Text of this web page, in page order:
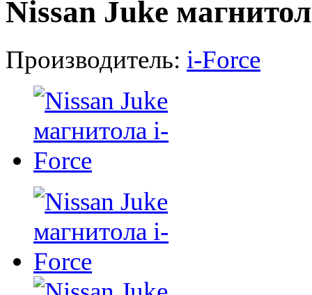
Nissan Juke
Производитель: i-Force